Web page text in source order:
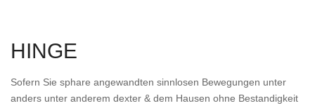
HINGE
Sofern Sie sphare angewandten sinnlosen Bewegungen unter
anders unter anderem dexter & dem Hausen ohne Bestandigkeit